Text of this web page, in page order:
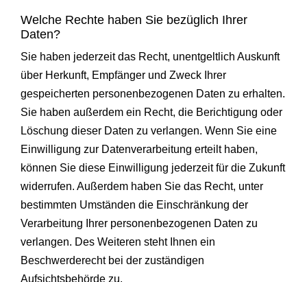
Welche Rechte haben Sie bezüglich Ihrer
Daten?
Sie haben jederzeit das Recht, unentgeltlich Auskunft
über Herkunft, Empfänger und Zweck Ihrer
gespeicherten personenbezogenen Daten zu erhalten.
Sie haben außerdem ein Recht, die Berichtigung oder
Löschung dieser Daten zu verlangen. Wenn Sie eine
Einwilligung zur Datenverarbeitung erteilt haben,
können Sie diese Einwilligung jederzeit für die Zukunft
widerrufen. Außerdem haben Sie das Recht, unter
bestimmten Umständen die Einschränkung der
Verarbeitung Ihrer personenbezogenen Daten zu
verlangen. Des Weiteren steht Ihnen ein
Beschwerderecht bei der zuständigen
Aufsichtsbehörde zu.